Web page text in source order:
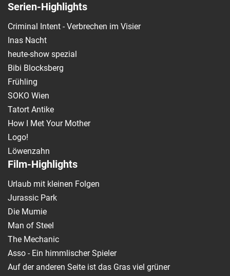
Serien-Highlights
Criminal Intent - Verbrechen im Visier
Inas Nacht
heute-show spezial
Bibi Blocksberg
Frühling
SOKO Wien
Tatort Antike
How I Met Your Mother
Logo!
Löwenzahn
Film-Highlights
Urlaub mit kleinen Folgen
Jurassic Park
Die Mumie
Man of Steel
The Mechanic
Asso - Ein himmlischer Spieler
Auf der anderen Seite ist das Gras viel grüner